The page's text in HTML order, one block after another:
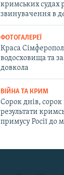
кримських судах
звинувачення в
ФОТОГАЛЕРЕЇ
Краса
водосховища та
довкола
ВІЙНА ТА КРИМ
Сорок днів,
результати
примусу Росії до